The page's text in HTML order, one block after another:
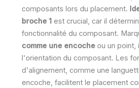
composants lors du placement.
broche 1 est crucial, car il
fonctionnalité du composant.
comme une encoche ou un point,
l'orientation du composant. Les
d'alignement, comme une
encoche, facilitent le placement